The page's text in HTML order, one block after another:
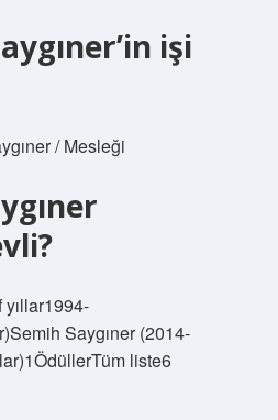
işi
/ Mesleği
Saygıner (2014-
liste6